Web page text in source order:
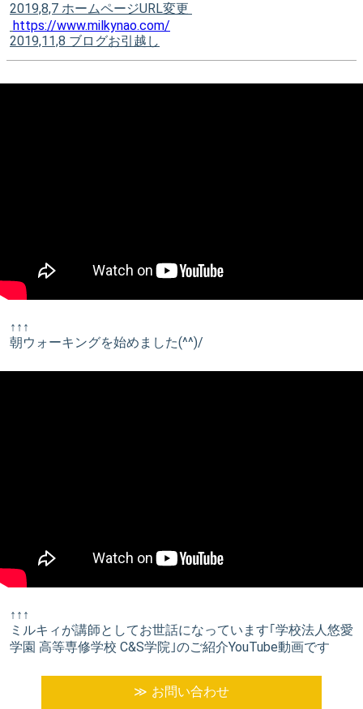
2019,8,7 ホームページURL変更
https://www.milkynao.com/
2019,11,8 ブログお引越し
↑↑↑
朝ウォーキングを始めました(^^)/
↑↑↑
ミルキィが講師としてお世話になっています｢学校法人悠愛
学園 高等専修学校 C&S学院｣のご紹介YouTube動画です
お問い合わせ